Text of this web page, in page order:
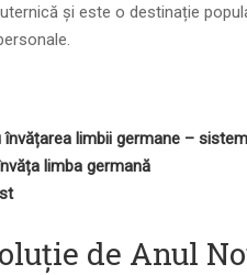
și este o destinație
limbii germane –
limba germană
de Anul